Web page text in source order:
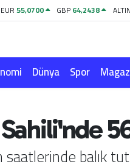
EUR55,0700 GBP64,2438 ALTIN
Dünya Spor
balık